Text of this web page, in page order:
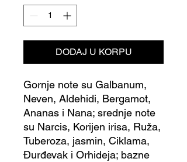
DODAJ U KORPU
Gornje note su Galbanum,
Neven, Aldehidi, Bergamot,
Ananas i Nana; srednje note
su Narcis, Korijen irisa, Ruža,
Tuberoza, jasmin, Ciklama,
Đurđevak i Orhideja; bazne